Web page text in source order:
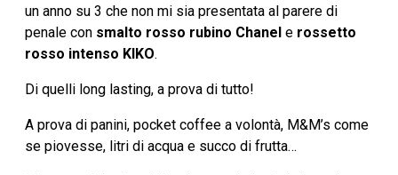
un anno su 3 che non mi sia presentata al parere di
penale con smalto rosso rubino Chanel e rossetto
rosso intenso KIKO.
Di quelli long lasting, a prova di tutto!
A prova di panini, pocket coffee a volontà, M&M’s come
se piovesse, litri di acqua e succo di frutta…